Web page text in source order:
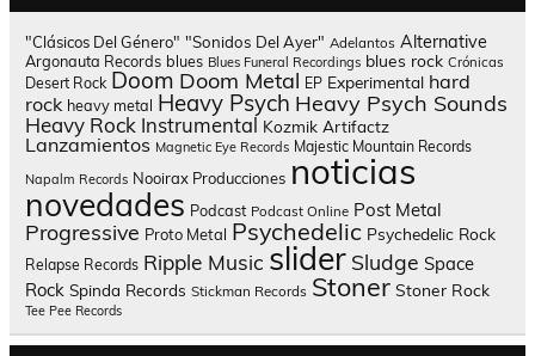
"Clásicos Del Género" "Sonidos Del Ayer" Adelantos Alternative
Argonauta Records blues Blues Funeral Recordings blues rock Crónicas
Desert Rock Doom Doom Metal EP Experimental hard
rock heavy metal Heavy Psych Heavy Psych Sounds
Heavy Rock Instrumental Kozmik Artifactz
Lanzamientos Magnetic Eye Records Majestic Mountain Records
Napalm Records Nooirax Producciones noticias
novedades Podcast Podcast Online Post Metal
Progressive Proto Metal Psychedelic Psychedelic Rock
Relapse Records Ripple Music slider Sludge Space
Rock Spinda Records Stickman Records Stoner Stoner Rock
Tee Pee Records